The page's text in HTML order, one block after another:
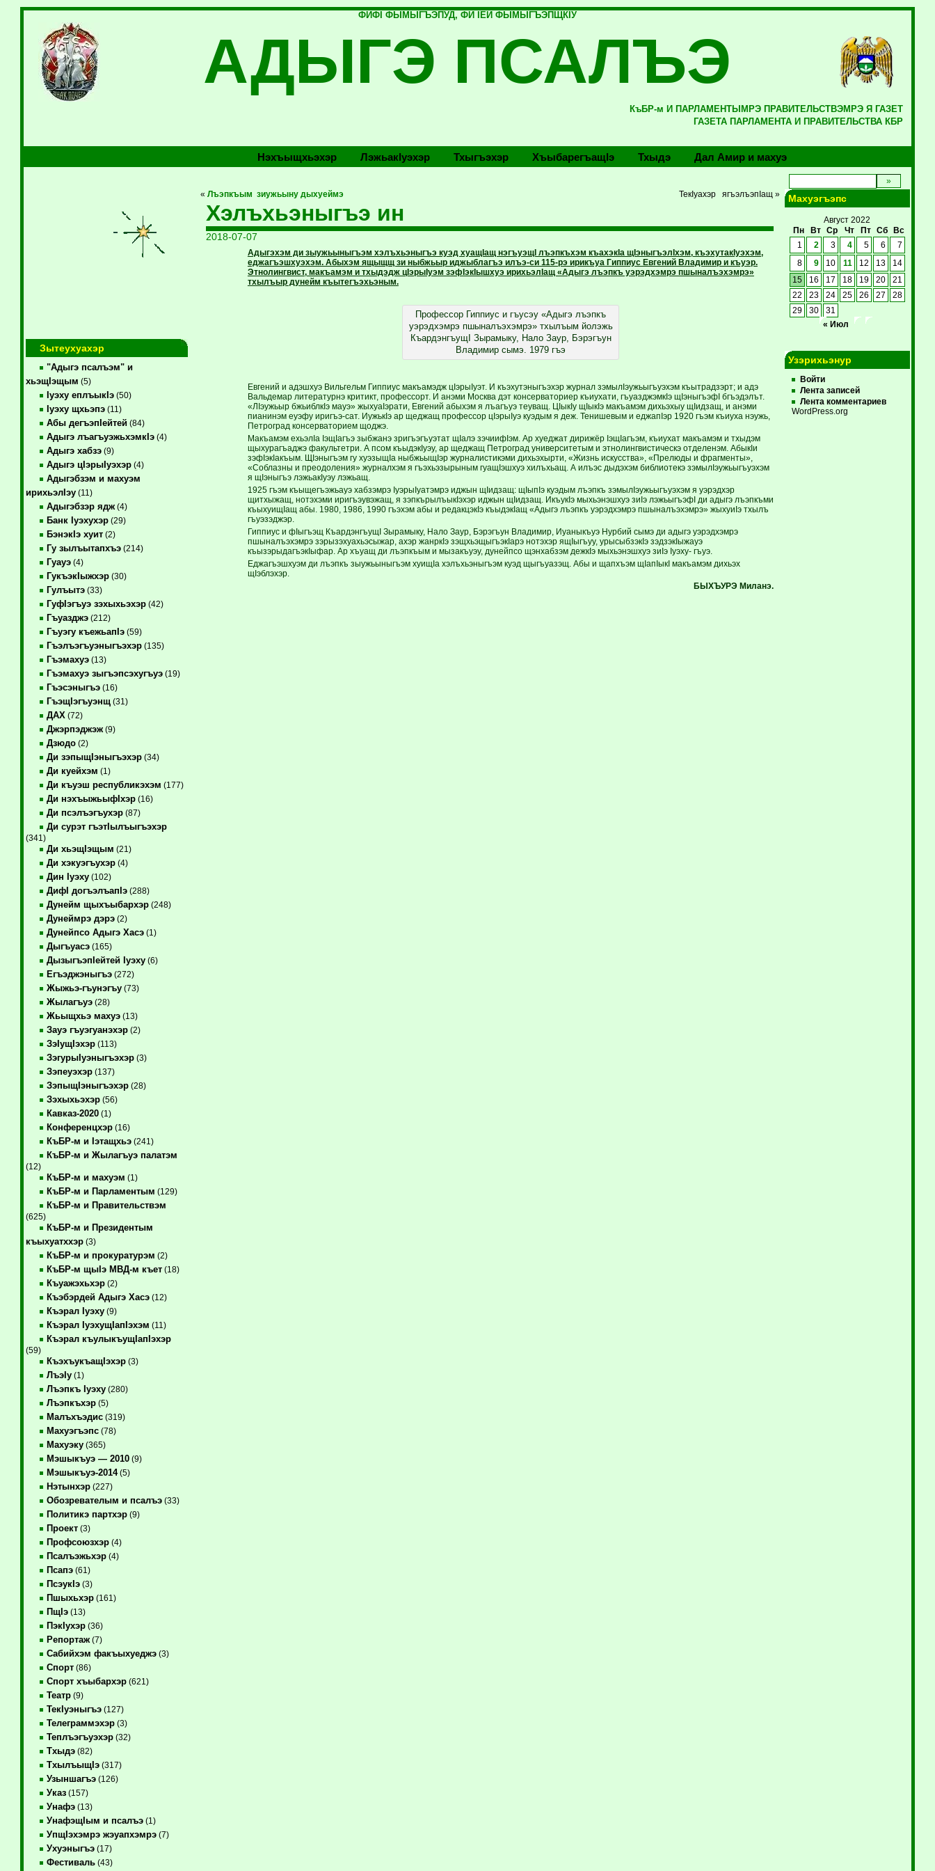
ФИФI ФЫМЫГЪЭПУД, ФИ IЕЙ ФЫМЫГЪЭПЩКIУ
АДЫГЭ ПСАЛЪЭ
КъБР-м И ПАРЛАМЕНТЫМРЭ ПРАВИТЕЛЬСТВЭМРЭ Я ГАЗЕТ
ГАЗЕТА ПАРЛАМЕНТА И ПРАВИТЕЛЬСТВА КБР
Нэхъыщхьэхэр Лэжьакlуэхэр Тхыгъэхэр Хъыбарегъащlэ Тхыдэ Дал Амир и махуэ
Зытеухуахэр
"Адыгэ псалъэм" и
хьэщIэщым (5)
Iуэху еплъыкIэ(50)
Iуэху щхьэпэ(11)
Абы дегъэпIейтей(84)
Адыгэ лъагъуэжьхэмкIэ(4)
Адыгэ хабзэ(9)
Адыгэ цIэрыIуэхэр(4)
Адыгэбзэм и махуэм
ирихьэлIэу(11)
Адыгэбзэр ядж(4)
Банк Iуэхухэр(29)
БэнэкIэ хуит(2)
Гу зылъытапхъэ(214)
Гуауэ(4)
ГукъэкIыжхэр(30)
Гулъытэ(33)
ГуфIэгъуэ зэхыхьэхэр(42)
Гъуазджэ(212)
Гъуэгу къежьапIэ(59)
Гъэлъэгъуэныгъэхэр(135)
Гъэмахуэ(13)
Гъэмахуэ зыгъэпсэхугъуэ(19)
Гъэсэныгъэ(16)
ГъэщIэгъуэнщ(31)
ДАХ (72)
Джэрпэджэж(9)
Дзюдо(2)
Ди зэпыщIэныгъэхэр(34)
Ди куейхэм (1)
Ди къуэш республикэхэм (177)
Ди нэхъыжьыфIхэр(16)
Ди псэлъэгъухэр(87)
Ди сурэт гъэтIылъыгъэхэр
(341)
Ди хьэщIэщым (21)
Ди хэкуэгъухэр(4)
Дин Iуэху(102)
ДифI догъэлъапIэ(288)
Дунейм щыхъыбархэр(248)
Дунеймрэ дэрэ(2)
Дунейпсо Адыгэ Хасэ(1)
Дыгъуасэ(165)
ДызыгъэпIейтей Iуэху(6)
Егъэджэныгъэ(272)
Жыжьэ-гъунэгъу(73)
Жылагъуэ(28)
Жьыщхьэ махуэ(13)
Зауэ гъуэгуанэхэр(2)
ЗэIущIэхэр(113)
ЗэгурыIуэныгъэхэр(3)
Зэпеуэхэр(137)
ЗэпыщIэныгъэхэр(28)
Зэхыхьэхэр(56)
Кавказ-2020(1)
Конференцхэр(16)
КъБР-м и Iэтащхьэ(241)
КъБР-м и Жылагъуэ палатэм
(12)
КъБР-м и махуэм (1)
КъБР-м и Парламентым (129)
КъБР-м и Правительствэм
(625)
КъБР-м и Президентым
къыхуатххэр(3)
КъБР-м и прокуратурэм (2)
КъБР-м щыIэ МВД-м къет(18)
Къуажэхьхэр(2)
Къэбэрдей Адыгэ Хасэ(12)
Къэрал Iуэху(9)
Къэрал IуэхущIапIэхэм (11)
Къэрал къулыкъущIапIэхэр
(59)
КъэхъукъащIэхэр(3)
ЛъэIу(1)
Лъэпкъ Iуэху(280)
Лъэпкъхэр(5)
Малъхъэдис(319)
Махуэгъэпс(78)
Махуэку(365)
Мэшыкъуэ — 2010(9)
Мэшыкъуэ-2014(5)
Нэтынхэр(227)
Обозревателым и псалъэ(33)
Политикэ партхэр(9)
Проект(3)
Профсоюзхэр(4)
Псалъэжьхэр(4)
Псапэ(61)
ПсэукIэ(3)
Пшыхьхэр(161)
ПщIэ(13)
ПэкIухэр(36)
Репортаж(7)
Сабийхэм факъыхуеджэ(3)
Спорт(86)
Спорт хъыбархэр(621)
Театр(9)
ТекIуэныгъэ(127)
Телеграммэхэр(3)
Теплъэгъуэхэр(32)
Тхыдэ(82)
ТхылъыщIэ(317)
Узыншагъэ(126)
Указ(157)
Унафэ(13)
УнафэщIым и псалъэ(1)
УпщIэхэмрэ жэуапхэмрэ(7)
Ухуэныгъэ(17)
Фестиваль(43)
« Лъэпкъым зиужьыну дыхуеймэ ТекIуахэр ягъэлъэпIащ »
Хэлъхьэныгъэ ин
2018-07-07
Адыгэхэм ди зыужьыныгъэм хэлъхьэныгъэ куэд хуащIащ нэгъуэщI лъэпкъхэм къахэкIа щIэныгъэлIхэм, къэхутакIуэхэм,
еджагъэшхуэхэм. Абыхэм ящыщщ зи ныбжьыр иджыблагъэ илъэ-си 115-рэ ирикъуа Гиппиус Евгений Владимир и къуэр.
Этнолингвист, макъамэм и тхыдэдж цIэрыIуэм зэфIэкIышхуэ ирихьэлIащ «Адыгэ лъэпкъ уэрэдхэмрэ пшыналъэхэмрэ»
тхылъыр дунейм къытегъэхьэным.
Профессор Гиппиус и гъусэу «Адыгэ лъэпкъ
уэрэдхэмрэ пшыналъэхэмрэ» тхылъым йолэжь
КъардэнгъущI Зырамыку, Нало Заур, Бэрэгъун
Владимир сымэ. 1979 гъэ
Евгений и адэшхуэ Вильгельм Гиппиус макъамэдж цIэрыIуэт. И къэхутэныгъэхэр журнал зэмылIэужьыгъуэхэм къытрадзэрт; и адэ
Вальдемар литературнэ критикт, профессорт. И анэми Москва дэт консерваториер къиухати, гъуазджэмкIэ щIэныгъэфI бгъэдэлът.
«ЛIэужьыр бжьиблкIэ мауэ» жыхуаIэрати, Евгений абыхэм я лъагъуэ теуващ. ЦIыкIу щIыкIэ макъамэм дихьэхыу щIидзащ, и анэми
пианинэм еуэфу иригъэ-сат. ИужькIэ ар щеджащ профессор цIэрыIуэ куэдым я деж. Тенишевым и еджапIэр 1920 гъэм къиуха нэужь,
Петроград консерваторием щоджэ.
Макъамэм ехьэлIа IэщIагъэ зыбжанэ зригъэгъуэтат щIалэ зэчиифIэм. Ар хуеджат дирижёр IэщIагъэм, къиухат макъамэм и тхыдэм
щыхурагъаджэ факультетри. А псом къыдэкIуэу, ар щеджащ Петроград университетым и этнолингвистическэ отделенэм. АбыкIи
зэфIэкIакъым. ЩIэныгъэм гу хуэзыщIа ныбжьыщIэр журналистикэми дихьэхырти, «Жизнь искусства», «Прелюды и фрагменты»,
«Соблазны и преодоления» журналхэм я гъэхьэзырыным гуащIэшхуэ хилъхьащ. А илъэс дыдэхэм библиотекэ зэмылIэужьыгъуэхэм
я щIэныгъэ лэжьакIуэу лэжьащ.
1925 гъэм къыщегъэжьауэ хабзэмрэ IуэрыIуатэмрэ иджын щIидзащ: щIыпIэ куэдым лъэпкъ зэмылIэужьыгъуэхэм я уэрэдхэр
щитхыжащ, нотэхэми иригъэувэжащ, я зэпкърылъыкIэхэр иджын щIидзащ. ИкъукIэ мыхьэнэшхуэ зиIэ лэжьыгъэфI ди адыгэ лъэпкъми
къыхуищIащ абы. 1980, 1986, 1990 гъэхэм абы и редакцэкIэ къыдэкIащ «Адыгэ лъэпкъ уэрэдхэмрэ пшыналъэхэмрэ» жыхуиIэ тхылъ
гъуэзэджэр.
Гиппиус и фIыгъэщ КъардэнгъущI Зырамыку, Нало Заур, Бэрэгъун Владимир, Иуаныкъуэ Нурбий сымэ ди адыгэ уэрэдхэмрэ
пшыналъэхэмрэ зэрызэхуахьэсыжар, ахэр жанркIэ зэщхьэщыгъэкIарэ нотэхэр ящIыгъуу, урысыбзэкIэ зэдзэкIыжауэ
къызэрыдагъэкIыфар. Ар хъуащ ди лъэпкъым и мызакъуэу, дунейпсо щэнхабзэм дежкIэ мыхьэнэшхуэ зиIэ Iуэху- гъуэ.
Еджагъэшхуэм ди лъэпкъ зыужьыныгъэм хуищIа хэлъхьэныгъэм куэд щыгъуазэщ. Абы и щапхъэм щIапIыкI макъамэм дихьэх
щIэблэхэр.
БЫХЪУРЭ Миланэ.
Махуэгъэпс
Август 2022
Пн
Вт Ср Чт Пт Сб
Вс
1
2 3 4 5 6 7
8 9 10 11 12 13
14
15
16 17 18 19 20
21
22
23 24 25 26 27
28
29
30
31
« Июл
Узэрихьэнур
Войти
Лента записей
Лента комментариев
WordPress.org